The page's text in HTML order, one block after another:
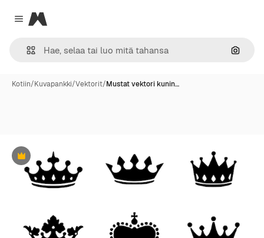
Close menu
Magnific
Hae
Kotiin/Kuvapankki/Vektorit/Mustat vektori kunin…
Premium